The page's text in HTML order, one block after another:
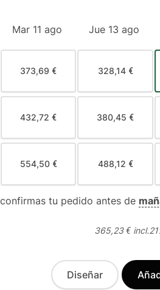
Mar 11 ago Jue 13 ago
373,69 € 328,14 €
432,72 € 380,45 €
554,50 € 488,12 €
tu pedido antes de
365,23 € incl.21
Diseñar